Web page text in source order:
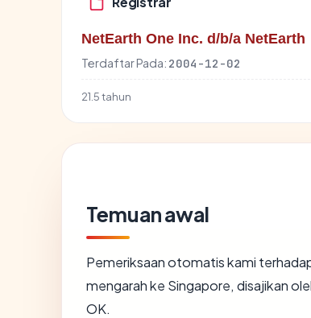
NetEarth One Inc. d/b/a NetEarth
Terdaftar Pada: 2004-12-02
21.5 tahun
Temuan awal
Pemeriksaan otomatis kami
mengarah ke Singapore, disajikan
OK.